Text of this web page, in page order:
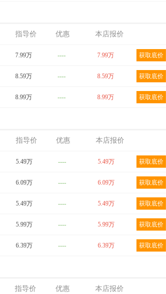
QQ冰淇淋 2024款
205km 元气版
获取底价
QQ冰淇淋 2024款 青
春版 205km 圣代
获取底价
指导价 优惠 本店报价
7.99万 ---- 7.99万 获取底价
8.59万 ---- 8.59万 获取底价
8.99万 ---- 8.99万 获取底价
指导价 优惠 本店报价
5.49万 ---- 5.49万 获取底价
6.09万 ---- 6.09万 获取底价
5.49万 ---- 5.49万 获取底价
5.99万 ---- 5.99万 获取底价
6.39万 ---- 6.39万 获取底价
指导价 优惠 本店报价